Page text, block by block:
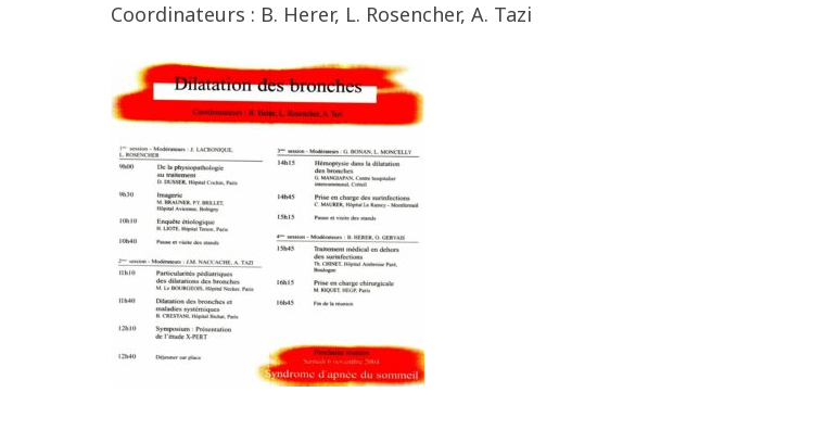
Coordinateurs : B. Herer, L. Rosencher, A. Tazi